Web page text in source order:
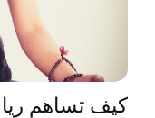
كيف تساهم